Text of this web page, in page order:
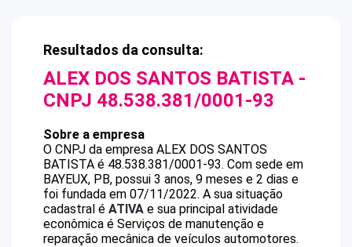
Resultados da consulta:
ALEX DOS SANTOS BATISTA -
CNPJ 48.538.381/0001-93
Sobre a empresa
O CNPJ da empresa ALEX DOS SANTOS
BATISTA é 48.538.381/0001-93. Com sede em
BAYEUX, PB, possui 3 anos, 9 meses e 2 dias e
foi fundada em 07/11/2022. A sua situação
cadastral é ATIVA e sua principal atividade
econômica é Serviços de manutenção e
reparação mecânica de veículos automotores.